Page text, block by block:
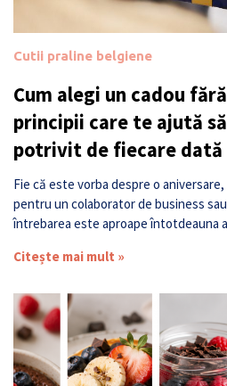
Cutii praline belgiene
Cum alegi un cadou
principii care te ajută
potrivit de fiecare dată
Fie că este vorba despre o
pentru un colaborator de business
întrebarea este aproape întotdeauna
Citește mai mult »